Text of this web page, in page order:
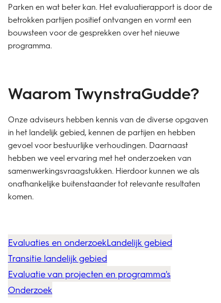
Parken en wat beter kan. Het evaluatierapport is door de
betrokken partijen positief ontvangen en vormt een
bouwsteen voor de gesprekken over het nieuwe
programma.
Waarom TwynstraGudde?
Onze adviseurs hebben kennis van de diverse opgaven
in het landelijk gebied, kennen de partijen en hebben
gevoel voor bestuurlijke verhoudingen. Daarnaast
hebben we veel ervaring met hetonderzoeken van
samenwerkingsvraagstukken. Hierdoor kunnen we als
onafhankelijke buitenstaander tot relevante resultaten
komen.
Evaluaties en onderzoekLandelijk gebied
Transitie landelijk gebied
Evaluatie van projecten en programma's
Onderzoek